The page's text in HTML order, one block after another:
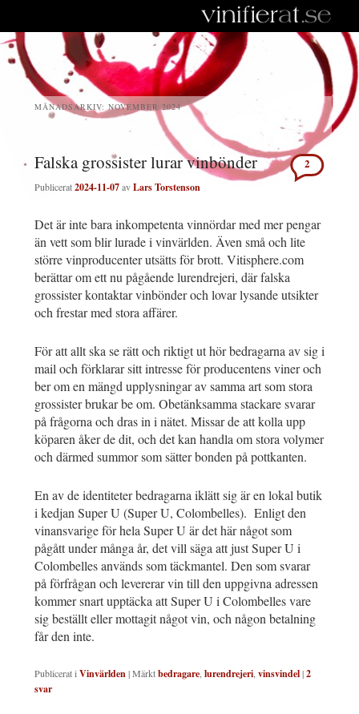
MÅNADSARKIV:NOVEMBER 2024
Falska grossister lurar vinbönder
Publicerat2024-11-07avLars Torstenson
2
Det är inte bara inkompetenta vinnördar med mer pengar
än vett som blir lurade i vinvärlden. Även små och lite
större vinproducenter utsätts för brott. Vitisphere.com
berättar om ett nu pågående lurendrejeri, där falska
grossister kontaktar vinbönder och lovar lysande utsikter
och frestar med stora affärer.
För att allt ska se rätt och riktigt ut hör bedragarna av sig i
mail och förklarar sitt intresse för producentens viner och
ber om en mängd upplysningar av samma art som stora
grossister brukar be om. Obetänksamma stackare svarar
på frågorna och dras in i nätet. Missar de att kolla upp
köparen åker de dit, och det kan handla om stora volymer
och därmed summor som sätter bonden på pottkanten.
En av de identiteter bedragarna iklätt sig är en lokal butik
i kedjan Super U (Super U, Colombelles). Enligt den
vinansvarige för hela Super U är det här något som
pågått under många år, det vill säga att just Super U i
Colombelles används som täckmantel. Den som svarar
på förfrågan och levererar vin till den uppgivna adressen
kommer snart upptäcka att Super U i Colombelles vare
sig beställt eller mottagit något vin, och någon betalning
får den inte.
Publicerat iVinvärlden|Märktbedragare,lurendrejeri,vinsvindel|2
svar